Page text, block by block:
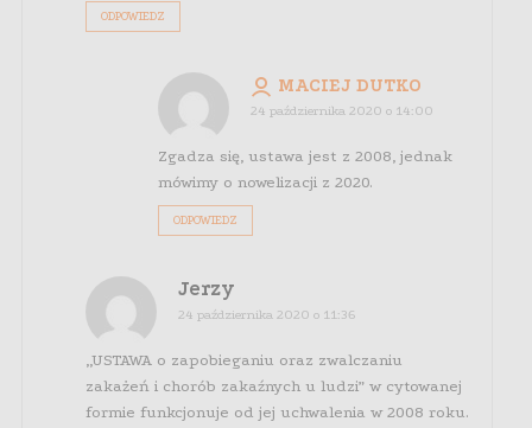
ODPOWIEDZ
MACIEJ DUTKO
24 października 2020 o 14:00
Zgadza się, ustawa jest z 2008, jednak
mówimy o nowelizacji z 2020.
ODPOWIEDZ
Jerzy
24 października 2020 o 11:36
„USTAWA o zapobieganiu oraz zwalczaniu
zakażeń i chorób zakaźnych u ludzi” w cytowanej
formie funkcjonuje od jej uchwalenia w 2008 roku.